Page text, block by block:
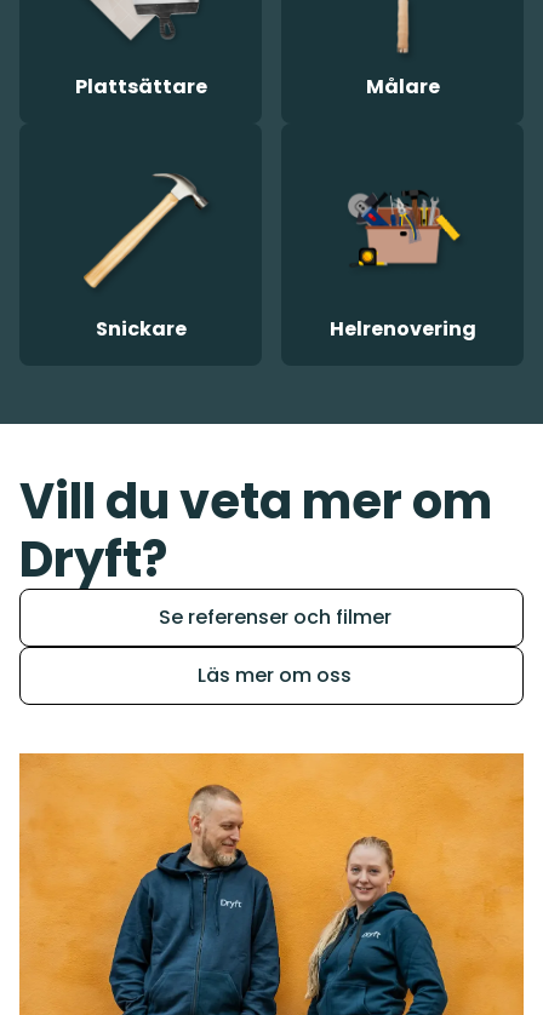
Plattsättare Målare
Snickare Helrenovering
Vill du veta mer om
Dryft?
Se referenser och filmer
Läs mer om oss